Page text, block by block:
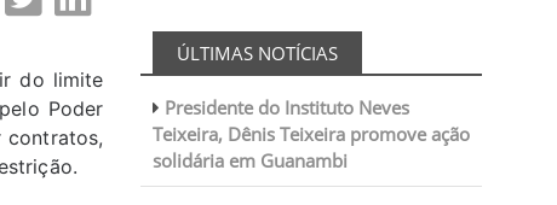
do limite
Poder
contratos,
ÚLTIMAS NOTÍCIAS
Presidente do Instituto Neves
Teixeira, Dênis Teixeira promove ação
solidária em Guanambi